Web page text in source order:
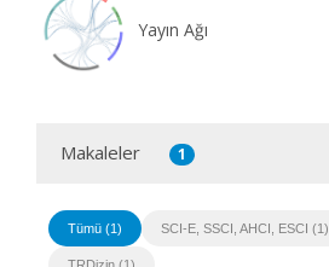
Yayın Ağı
Makaleler 1
Tümü (1) SCI-E, SSCI, AHCI, ESCI (1)